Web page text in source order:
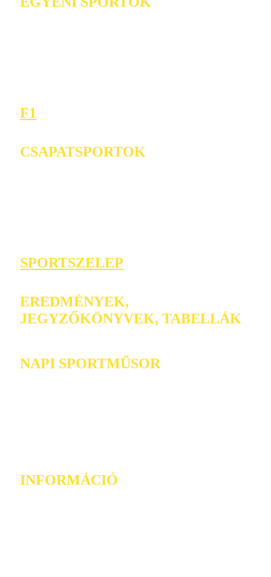
F1
CSAPATSPORTOK
SPORTSZELEP
EREDMÉNYEK,
JEGYZŐKÖNYVEK, TABELLÁK
NAPI SPORTMŰSOR
INFORMÁCIÓ